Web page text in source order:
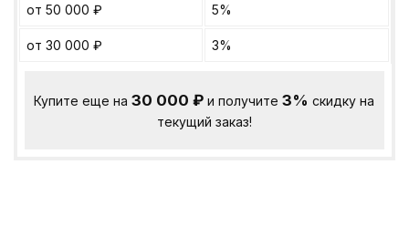
от 50 000 ₽ 5%
от 30 000 ₽ 3%
Купите еще на30 000₽ и получите3% скидку на
текущий заказ!